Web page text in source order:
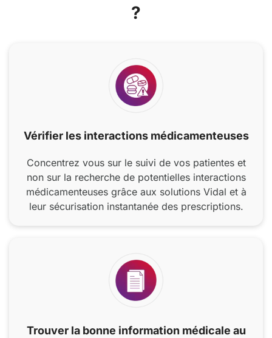
?
Vérifier les interactions médicamenteuses
Concentrez vous sur le suivi de vos patientes et
non sur la recherche de potentielles interactions
médicamenteuses grâce aux solutions Vidal et à
leur sécurisation instantanée des prescriptions.
Trouver la bonne information médicale au